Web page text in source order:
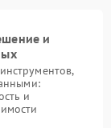
и
и